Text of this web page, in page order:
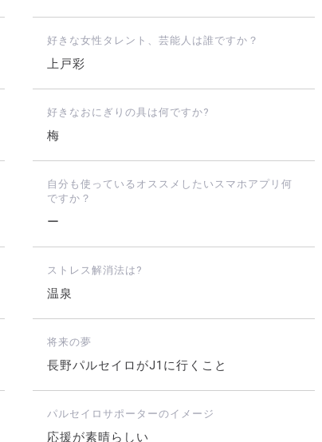
好きな女性タレント、芸能人は誰ですか？
上戸彩
好きなおにぎりの具は何ですか?
梅
自分も使っているオススメしたいスマホアプリ何
ですか？
ー
ストレス解消法は?
温泉
将来の夢
長野パルセイロがJ1に行くこと
パルセイロサポーターのイメージ
応援が素晴らしい